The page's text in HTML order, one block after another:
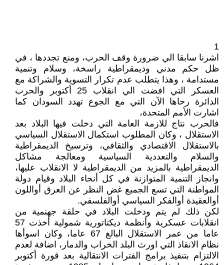
1
اشرنا سابقا الي ضرورة وقف الحرب، ومنع تجددها ، في
ظل حكم مدني وديمقراطية راسخة، وسلام وتنمية
مستدامة ، وهذا يتطلب عدم تكرار التسوية والشراكة مع
العسكر التي افضت الي انقلاب 25 أكتوبر والحرب
الدائرة رحاها الآن التي مع الجوع تهدد السودان كما
اشارت الأمم المتحدة،
فالحرب نتاج للازمة العامة التي دخلت فيها البلاد بعد
الاستقلال ، وكان المطلوب استكمال الاستقلال السياسي
بالاستقلال الاقتصادي والثقافي، وترسيخ الديمقراطية
والسلام والتعددية السياسية ومعالجة مشاكل
الديمقراطية بالمزيد من الديمقراطية لا الانقلاب عليها،
وانجاز التنمية المتوازنة في كل أنحاء البلاد وقيام دولة
المواطنة التي تسع الجميع غض النظر عن العرق أواللون
أوالعقيدة أوالفكر السياسي أوالفلسفي.
لكن ذلك لم يتم ودخلت البلاد في حلقة جهنمية من
انقلابات عسكرية وأنظمة ديكتاتورية شمولية أخذت 57
عاما من عمر الاستقلال البالغ 67 عاما، وكان اسوأها
نظام الانقاذ التي اورث البلد الخراب والدمار، اضافة لعدم
الالتزام بتنفيذ برامج الفترات الانتقالية بعد قورة أكتوبر